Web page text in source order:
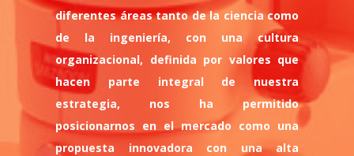
diferentes áreas tanto de la ciencia como
de la ingeniería, con una cultura
organizacional, definida por valores que
hacen parte integral de nuestra
estrategia, nos ha permitido
posicionarnos en el mercado como una
propuesta innovadora con una alta